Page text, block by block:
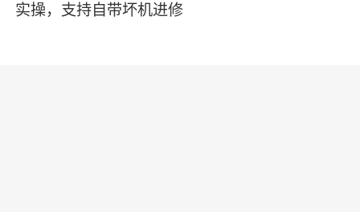
实操，支持自带坏机进修